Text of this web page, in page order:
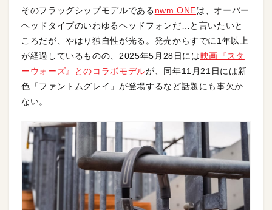
そのフラッグシップモデルであるnwm ONEは、オーバー
ヘッドタイプのいわゆるヘッドフォンだ…と言いたいと
ころだが、やはり独自性が光る。発売からすでに1年以上
が経過しているものの、2025年5月28日には映画『スタ
ーウォーズ』とのコラボモデルが、同年11月21日には新
色「ファントムグレイ」が登場するなど話題にも事欠か
ない。